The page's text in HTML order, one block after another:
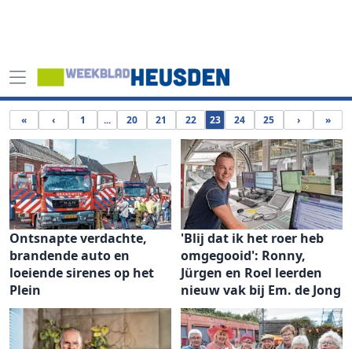
« ‹ 1 ... 20 21 22 23 24 25 › »
Ontsnapte verdachte,
brandende auto en
loeiende sirenes op het
Plein
'Blij dat ik het roer heb
omgegooid': Ronny,
Jürgen en Roel leerden
nieuw vak bij Em. de Jong